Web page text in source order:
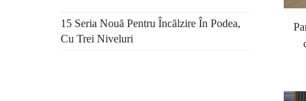
15 Seria Nouă Pentru Încălzire În Podea,
Cu Trei Niveluri